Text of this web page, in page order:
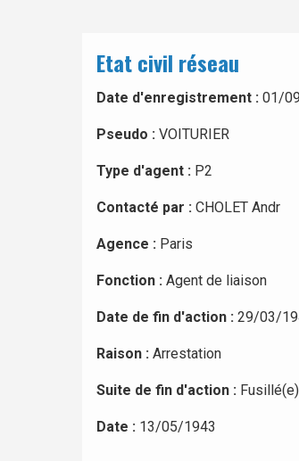
Etat civil réseau
Date d'enregistrement : 01/
Pseudo : VOITURIER
Type d'agent : P2
Contacté par : CHOLET Andr
Agence : Paris
Fonction : Agent de liaison
Date de fin d'action : 29/03/
Raison : Arrestation
Suite de fin d'action : Fusillé(e)
Date : 13/05/1943